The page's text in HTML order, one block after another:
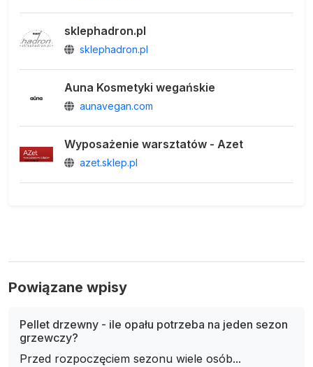
sklephadron.pl
sklephadron.pl
Auna Kosmetyki wegańskie
aunavegan.com
Wyposażenie warsztatów - Azet
azet.sklep.pl
Powiązane wpisy
Pellet drzewny - ile opału potrzeba na jeden sezon
grzewczy?
Przed rozpoczęciem sezonu wiele osób...